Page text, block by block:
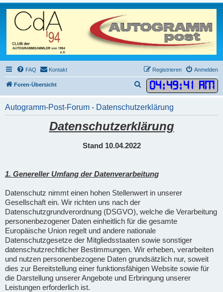
FAQ Kontakt Anmelden
Registrieren
Foren-Übersicht 04:49:42 AM
u
c
e
Autogramm-Post-Forum - Datenschutzerklärung
Datenschutzerklärung
Stand 10.04.2022
1. Genereller Umfang der Datenverarbeitung
Datenschutz nimmt einen hohen Stellenwert in unserer
Gesellschaft ein. Wir richten uns nach der
Datenschutzgrundverordnung (DSGVO), welche die Verarbeitung
personenbezogener Daten einheitlich für die gesamte
Europäische Union regelt und andere nationale
Datenschutzgesetze der Mitgliedsstaaten sowie sonstiger
datenschutzrechtlicher Bestimmungen. Wir erheben, verarbeiten
und nutzen personenbezogene Daten grundsätzlich nur, soweit
dies zur Bereitstellung einer funktionsfähigen Website sowie für
die Darstellung unserer Angebote und Erbringung unserer
Leistungen erforderlich ist.